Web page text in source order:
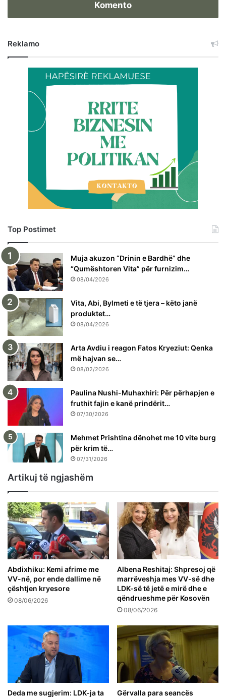
Komento
Reklamo
Top Postimet
Muja akuzon “Drinin e Bardhë” dhe
“Qumështoren Vita” për furnizim…
08/04/2026
Vita, Abi, Bylmeti e të tjera – këto janë
produktet…
08/04/2026
Arta Avdiu i reagon Fatos Kryeziut: Qenka
më hajvan se…
08/02/2026
Paulina Nushi-Muhaxhiri: Për përhapjen e
fruthit fajin e kanë prindërit…
07/30/2026
Mehmet Prishtina dënohet me 10 vite burg
për krim të…
07/31/2026
Artikuj të ngjashëm
Abdixhiku: Kemi afrime me
VV-në, por ende dallime në
çështjen kryesore
08/06/2026
Albena Reshitaj: Shpresoj që
marrëveshja mes VV-së dhe
LDK-së të jetë e mirë dhe e
qëndrueshme për Kosovën
08/06/2026
Deda me sugjerim: LDK-ja ta
Gërvalla para seancës